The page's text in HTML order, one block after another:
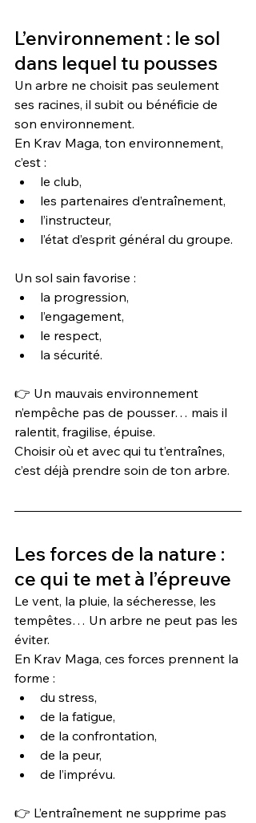
L’environnement : le sol
dans lequel tu pousses
Un arbre ne choisit pas seulement
ses racines, il subit ou bénéficie de
son environnement.
En Krav Maga, ton environnement,
c’est :
le club,
les partenaires d’entraînement,
l’instructeur,
l’état d’esprit général du groupe.
Un sol sain favorise :
la progression,
l’engagement,
le respect,
la sécurité.
👉 Un mauvais environnement
n’empêche pas de pousser… mais il
ralentit, fragilise, épuise.
Choisir où et avec qui tu t’entraînes,
c’est déjà prendre soin de ton arbre.
Les forces de la nature :
ce qui te met à l’épreuve
Le vent, la pluie, la sécheresse, les
tempêtes… Un arbre ne peut pas les
éviter.
En Krav Maga, ces forces prennent la
forme :
du stress,
de la fatigue,
de la confrontation,
de la peur,
de l’imprévu.
👉 L’entraînement ne supprime pas